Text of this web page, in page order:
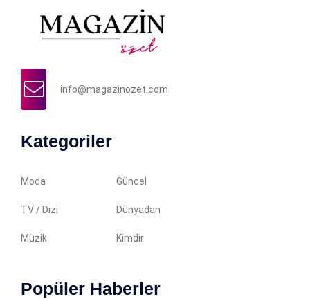
info@magazinozet.com
Kategoriler
Moda Güncel
TV / Dizi Dünyadan
Müzik Kimdir
Popüler Haberler